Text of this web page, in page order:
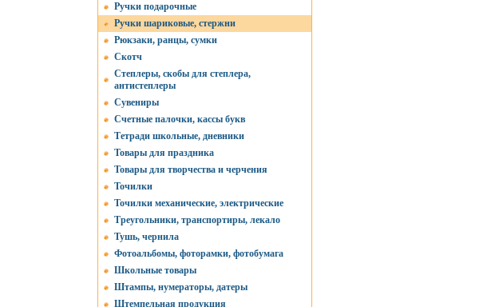
Ручки подарочные
Ручки шариковые, стержни
Рюкзаки, ранцы, сумки
Скотч
Степлеры, скобы для степлера,
антистеплеры
Сувениры
Счетные палочки, кассы букв
Тетради школьные, дневники
Товары для праздника
Товары для творчества и черчения
Точилки
Точилки механические, электрические
Треугольники, транспортиры, лекало
Тушь, чернила
Фотоальбомы, фоторамки, фотобумага
Школьные товары
Штампы, нумераторы, датеры
Штемпельная продукция